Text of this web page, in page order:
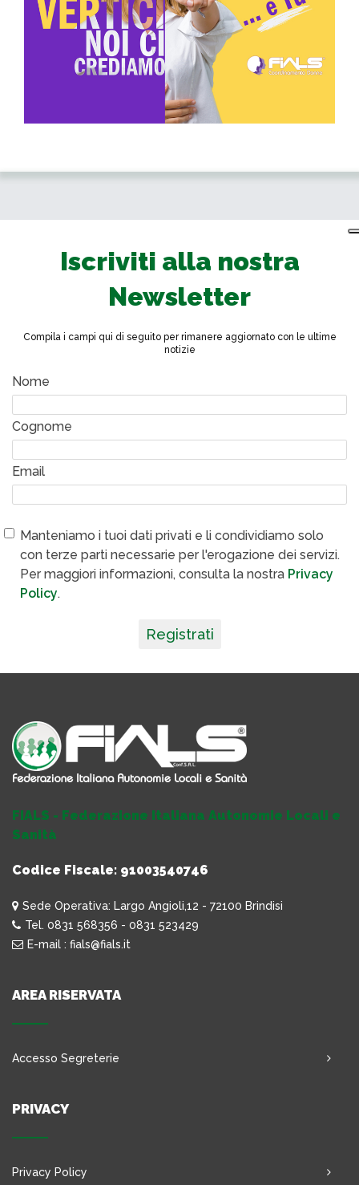
Iscriviti alla nostra
Newsletter
Compila i campi qui di seguito per rimanere aggiornato con le ultime
notizie
Nome
Cognome
Email
Manteniamo i tuoi dati privati e li condividiamo solo
con terze parti necessarie per l'erogazione dei servizi.
Per maggiori informazioni, consulta la nostra Privacy
Policy.
Registrati
FIALS - Federazione Italiana Autonomie Locali e
Sanità
Codice Fiscale: 91003540746
Sede Operativa: Largo Angioli,12 - 72100 Brindisi
Tel. 0831 568356 - 0831 523429
E-mail : fials@fials.it
AREA RISERVATA
Accesso Segreterie
PRIVACY
Privacy Policy